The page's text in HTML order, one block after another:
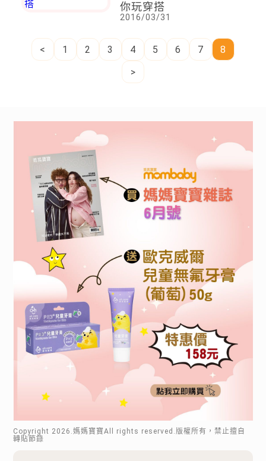
你玩穿搭
2016/03/31
< 1 2 3 4 5 6 7
8
>
Copyright 2026 .媽媽寶寶All rights reserved.版權所有，禁止擅自
轉貼節錄